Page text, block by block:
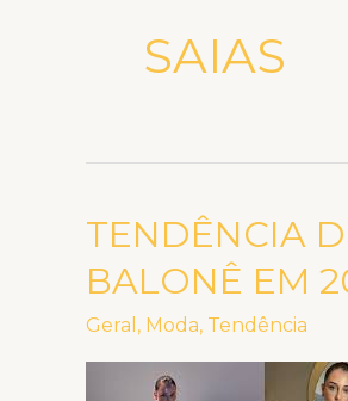
SAIAS
TENDÊNCIA
BALONÊ EM
Geral , Moda, Tendência
TENDÊNCIA
MOMENTO:
O
RETORNO